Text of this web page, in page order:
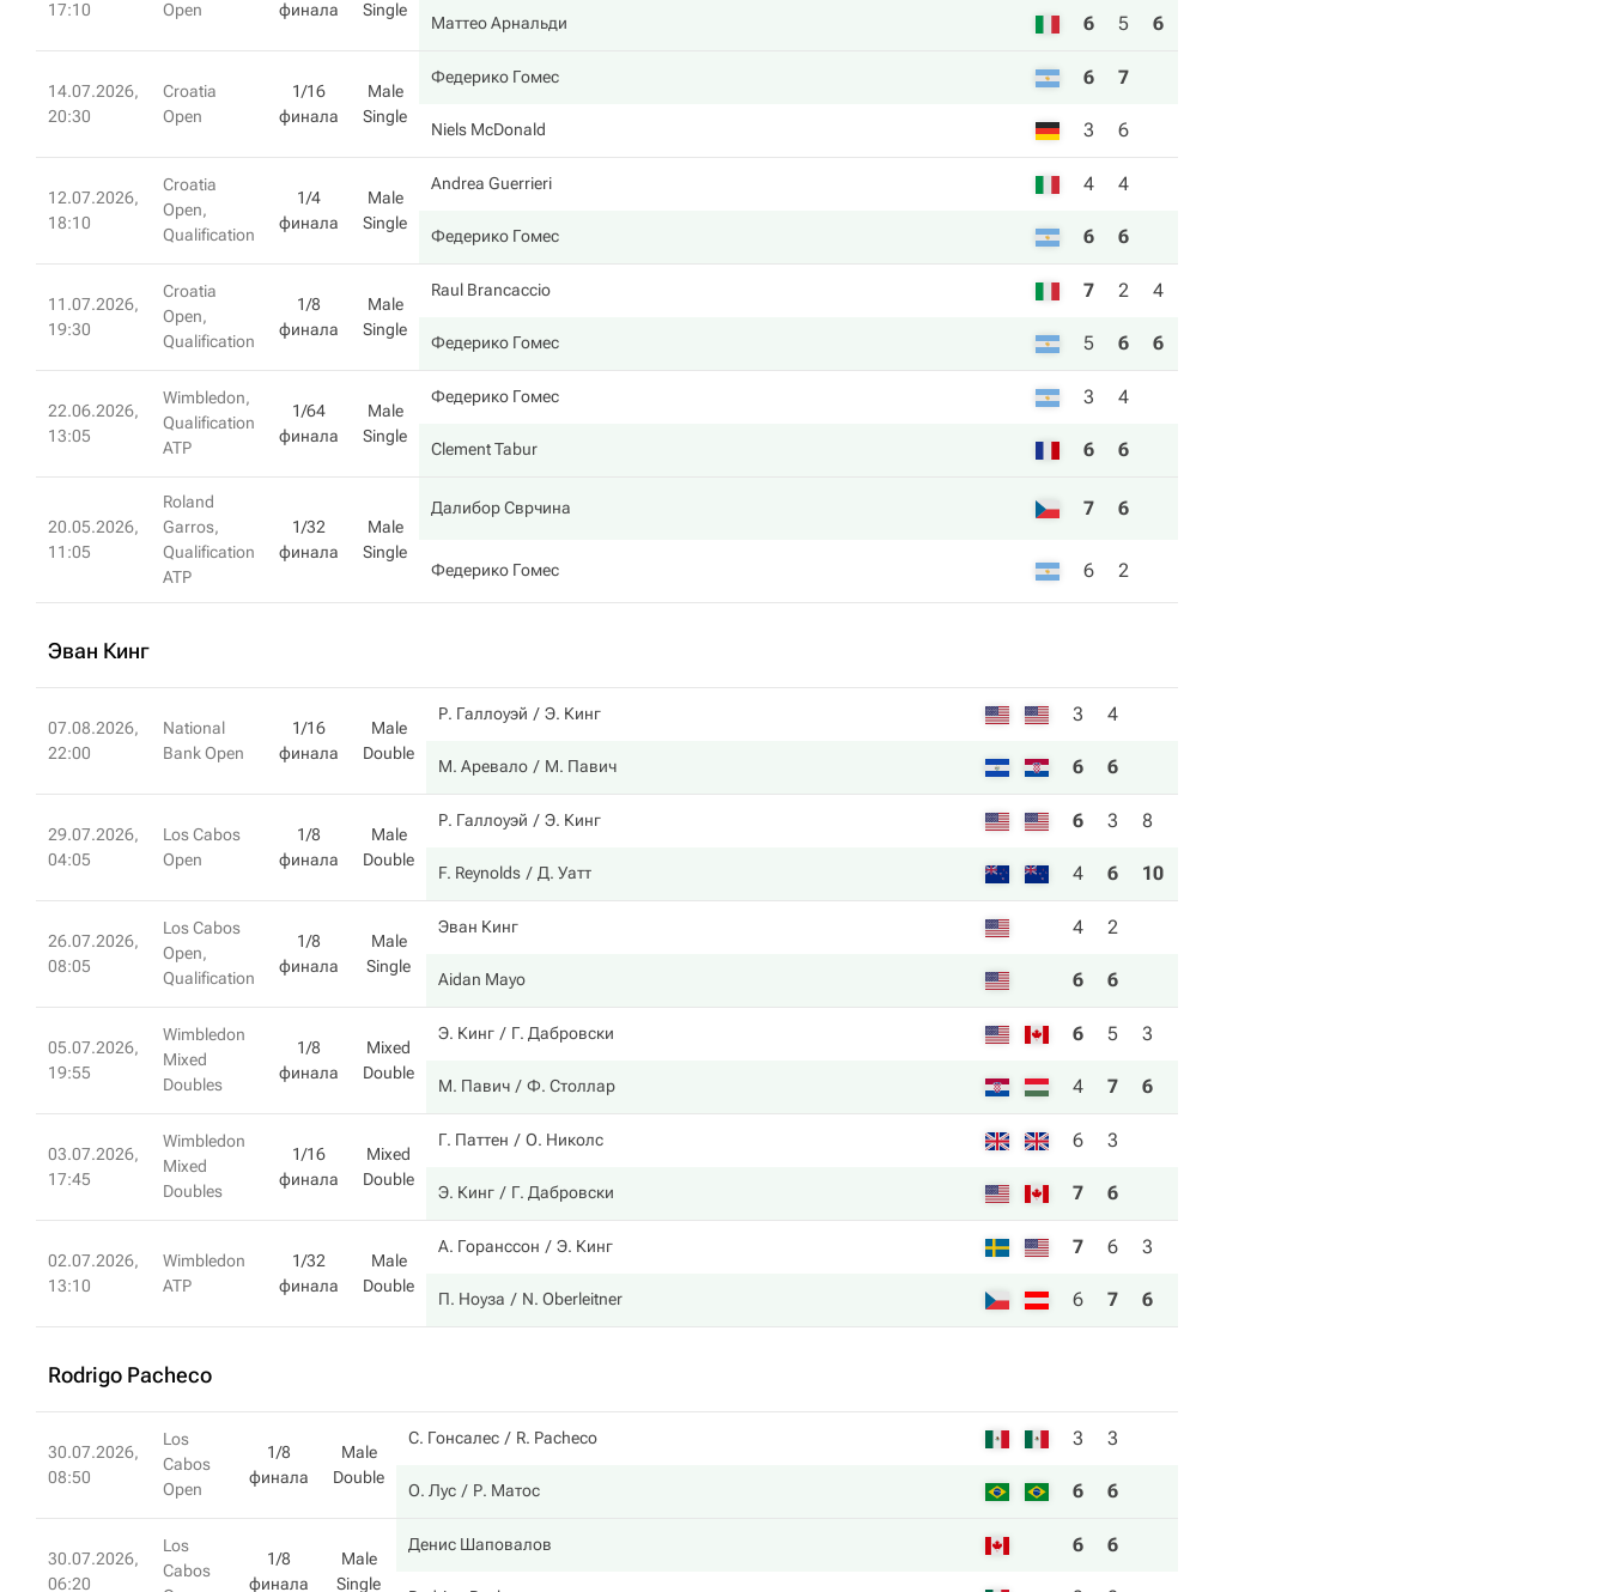
17:10
Open
финала
Single
Маттео Арнальди 6 5 6
14.07.2026,
20:30
Croatia
Open
1/16
финала
Male
Single
Федерико Гомес 6 7
Niels McDonald 3 6
12.07.2026,
18:10
Croatia
Open,
Qualification
1/4
финала
Male
Single
Andrea Guerrieri 4 4
Федерико Гомес 6 6
11.07.2026,
19:30
Croatia
Open,
Qualification
1/8
финала
Male
Single
Raul Brancaccio 7 2 4
Федерико Гомес 5 6 6
22.06.2026,
13:05
Wimbledon,
Qualification
ATP
1/64
финала
Male
Single
Федерико Гомес 3 4
Clement Tabur 6 6
20.05.2026,
11:05
Roland
Garros,
Qualification
ATP
1/32
финала
Male
Single
Далибор Сврчина 7 6
Федерико Гомес 6 2
Эван Кинг
07.08.2026,
22:00
National
Bank Open
1/16
финала
Male
Double
Р. Галлоуэй Э. Кинг 3 4
М. Аревало М. Павич 6 6
29.07.2026,
04:05
Los Cabos
Open
1/8
финала
Male
Double
Р. Галлоуэй Э. Кинг 6 3 8
F. Reynolds Д. Уатт 4 6 10
26.07.2026,
08:05
Los Cabos
Open,
Qualification
1/8
финала
Male
Single
Эван Кинг 4 2
Aidan Mayo 6 6
05.07.2026,
19:55
Wimbledon
Mixed
Doubles
1/8
финала
Mixed
Double
Э. Кинг Г. Дабровски 6 5 3
М. Павич Ф. Столлар 4 7 6
03.07.2026,
17:45
Wimbledon
Mixed
Doubles
1/16
финала
Mixed
Double
Г. Паттен О. Николс 6 3
Э. Кинг Г. Дабровски 7 6
02.07.2026,
13:10
Wimbledon
ATP
1/32
финала
Male
Double
А. Горанссон Э. Кинг 7 6 3
П. Ноуза N. Oberleitner 6 7 6
Rodrigo Pacheco
30.07.2026,
08:50
Los
Cabos
Open
1/8
финала
Male
Double
С. Гонсалес R. Pacheco 3 3
О. Лус Р. Матос 6 6
30.07.2026,
06:20
Los
Cabos
1/8
финала
Male
Single
Денис Шаповалов 6 6